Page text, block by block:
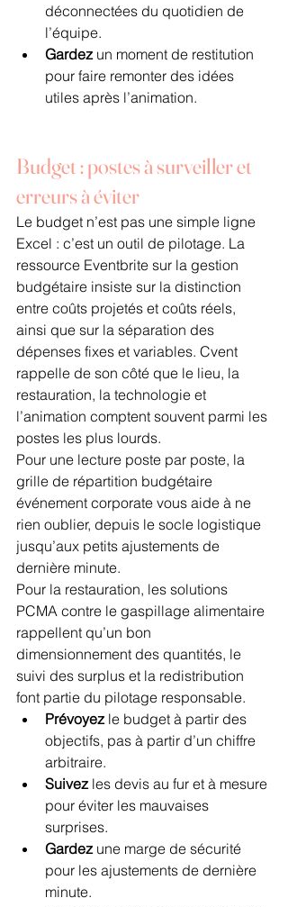
déconnectées du quotidien de
l’équipe.
Gardez un moment de restitution
pour faire remonter des idées
utiles après l’animation.
Budget : postes à surveiller et
erreurs à éviter
Le budget n’est pas une simple ligne
Excel : c’est un outil de pilotage. La
ressource Eventbrite sur la gestion
budgétaire insiste sur la distinction
entre coûts projetés et coûts réels,
ainsi que sur la séparation des
dépenses fixes et variables. Cvent
rappelle de son côté que le lieu, la
restauration, la technologie et
l’animation comptent souvent parmi les
postes les plus lourds.
Pour une lecture poste par poste, la
grille de répartition budgétaire
événement corporate vous aide à ne
rien oublier, depuis le socle logistique
jusqu’aux petits ajustements de
dernière minute.
Pour la restauration, les solutions
PCMA contre le gaspillage alimentaire
rappellent qu’un bon
dimensionnement des quantités, le
suivi des surplus et la redistribution
font partie du pilotage responsable.
Prévoyez le budget à partir des
objectifs, pas à partir d’un chiffre
arbitraire.
Suivez les devis au fur et à mesure
pour éviter les mauvaises
surprises.
Gardez une marge de sécurité
pour les ajustements de dernière
minute.